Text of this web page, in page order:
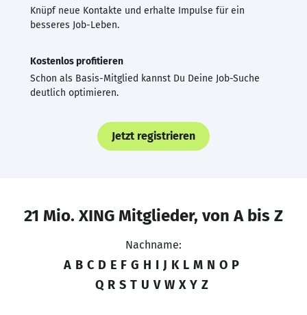
Knüpf neue Kontakte und erhalte Impulse für ein
besseres Job-Leben.
Kostenlos profitieren
Schon als Basis-Mitglied kannst Du Deine Job-Suche
deutlich optimieren.
Jetzt registrieren
21 Mio. XING Mitglieder, von A bis Z
Nachname:
A B C D E F G H I J K L M N O P
Q R S T U V W X Y Z